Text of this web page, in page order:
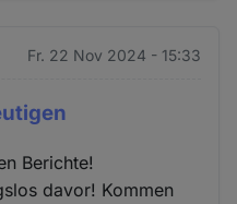
Fr. 22 Nov 2024 - 15:33
Berichte!
davor! Kommen